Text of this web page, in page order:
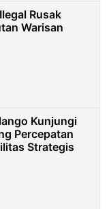
Rusak
Warisan
Kunjungi
Percepatan
Strategis